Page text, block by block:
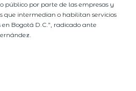
público por parte de las empresas y
que intermedian o habilitan servicios
Bogotá D.C.”, radicado ante